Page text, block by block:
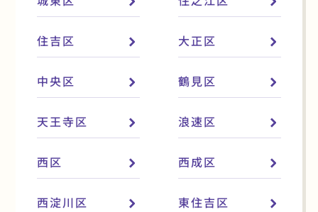
住吉区 大正区
中央区 鶴見区
天王寺区 浪速区
西区 西成区
西淀川区 東住吉区